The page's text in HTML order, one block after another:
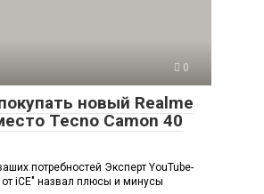
0
новый Realme
Tecno Camon 40
потребностей Эксперт YouTube-
iCE" назвал плюсы и минусы